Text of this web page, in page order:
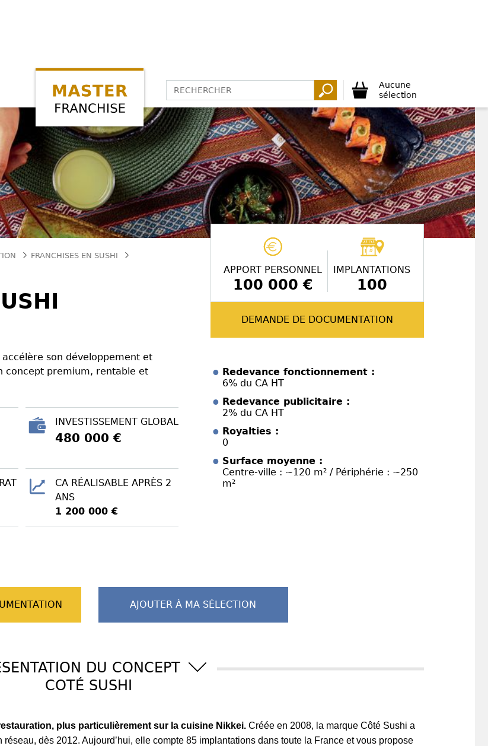
Aucune
sélection
FRANCHISES EN SUSHI
son développement et
concept premium, rentable et
INVESTISSEMENT GLOBAL
480 000 €
CA RÉALISABLE APRÈS 2
ANS
1 200 000 €
APPORT PERSONNEL
100 000 €
IMPLANTATIONS
100
DEMANDE DE DOCUMENTATION
Redevance fonctionnement :
6% du CA HT
Redevance publicitaire :
2% du CA HT
Royalties :
0
Surface moyenne :
Centre-ville : ~120 m² / Périphérie : ~250
m²
AJOUTER À MA SÉLECTION
DU CONCEPT
COTÉ SUSHI
plus particulièrement sur la cuisine Nikkei. Créée en 2008, la marque Côté Sushi a
dès 2012. Aujourd’hui, elle compte 85 implantations dans toute la France et vous propose